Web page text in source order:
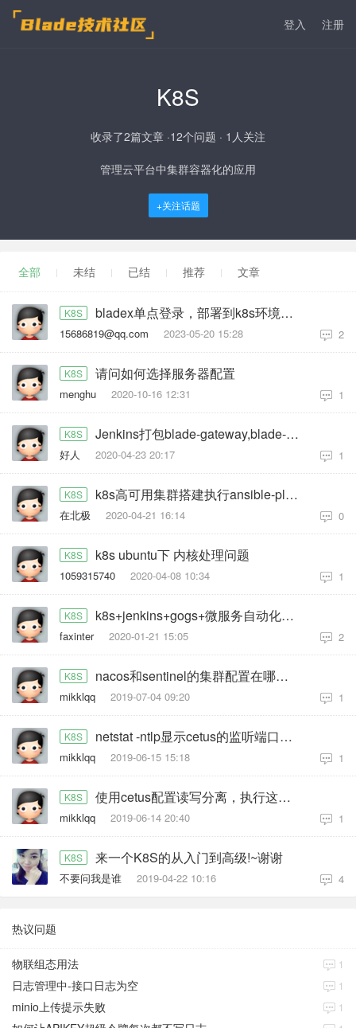
登入 注册
K8S
收录了2篇文章 ·12个问题 · 1人关注
管理云平台中集群容器化的应用
+关注话题
全部 未结 已结 推荐 文章
K8S bladex单点登录，部署到k8s环境中，系统间不能切换
15686819@qq.com 2023-05-20 15:28 2
K8S 请问如何选择服务器配置
menghu 2020-10-16 12:31 1
K8S Jenkins打包blade-gateway,blade-common包是否需要传到私有Maven中
好人 2020-04-23 20:17 1
K8S k8s高可用集群搭建执行ansible-playbook 01.prepare.yml 报错
在北极 2020-04-21 16:14 0
K8S k8s ubuntu下 内核处理问题
1059315740 2020-04-08 10:34 1
K8S k8s+jenkins+gogs+微服务自动化部署。
faxinter 2020-01-21 15:05 2
K8S nacos和sentinel的集群配置在哪个文件，麻烦大神弄个demo，我好模仿下。
mikklqq 2019-07-04 09:20 1
K8S netstat -ntlp显示cetus的监听端口号6001和7001已经打开，7001的admin可以登入了，但是登入进去显示2个mysql数据库为offline状态，并且客户端连接不上6001端口号的服务，显示服务无法连接。请看详细截图：
mikklqq 2019-06-15 15:18 1
K8S 使用cetus配置读写分离，执行这条命令时报错，错误信息看截图。 报错
mikklqq 2019-06-14 20:40 1
K8S 来一个K8S的从入门到高级!~谢谢
不要问我是谁 2019-04-22 10:16 4
热议问题
物联组态用法 1
日志管理中-接口日志为空 1
minio上传提示失败 1